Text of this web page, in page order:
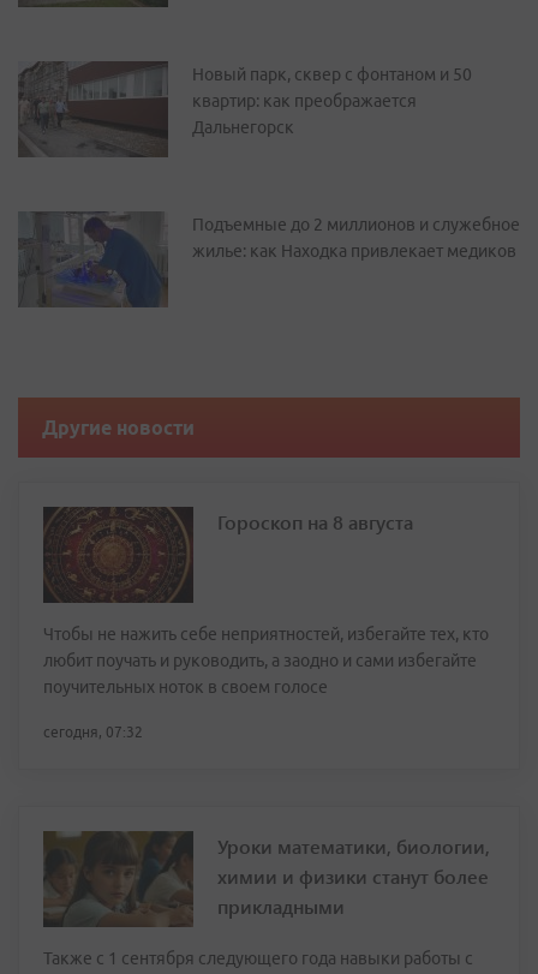
Новый парк, сквер с фонтаном и 50
квартир: как преображается
Дальнегорск
Подъемные до 2 миллионов и служебное
жилье: как Находка привлекает медиков
Другие новости
Гороскоп на 8 августа
Чтобы не нажить себе неприятностей, избегайте тех, кто
любит поучать и руководить, а заодно и сами избегайте
поучительных ноток в своем голосе
сегодня, 07:32
Уроки математики, биологии,
химии и физики станут более
прикладными
Также с 1 сентября следующего года навыки работы с